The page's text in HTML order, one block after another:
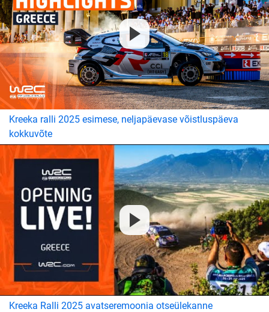
Kreeka ralli 2025 esimese, neljapäevase võistluspäeva
kokkuvõte
Kreeka Ralli 2025 avatseremoonia otseülekanne